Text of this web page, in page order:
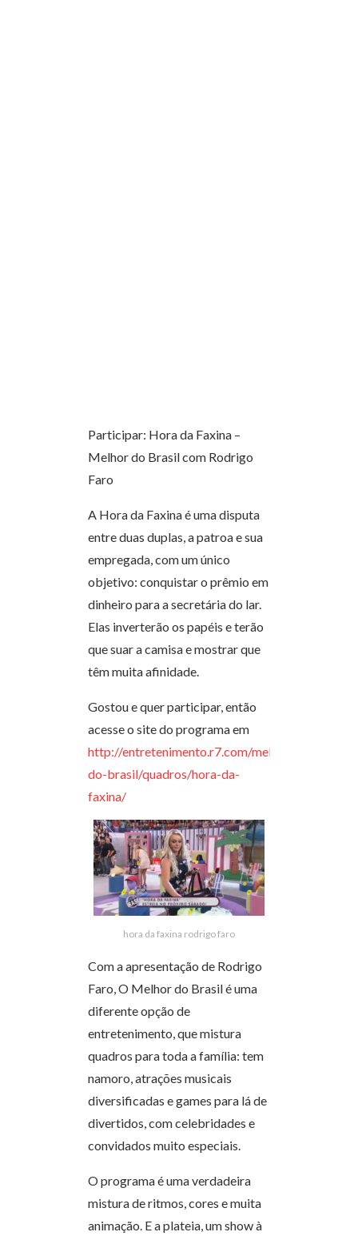
Participar: Hora da Faxina –
Melhor do Brasil com Rodrigo
Faro
A Hora da Faxina é uma disputa
entre duas duplas, a patroa e sua
empregada, com um único
objetivo: conquistar o prêmio em
dinheiro para a secretária do lar.
Elas inverterão os papéis e terão
que suar a camisa e mostrar que
têm muita afinidade.
Gostou e quer participar, então
acesse o site do programa em
http://entretenimento.r7.com/melhor-
do-brasil/quadros/hora-da-
faxina/
hora da faxina rodrigo faro
Com a apresentação de Rodrigo
Faro, O Melhor do Brasil é uma
diferente opção de
entretenimento, que mistura
quadros para toda a família: tem
namoro, atrações musicais
diversificadas e games para lá de
divertidos, com celebridades e
convidados muito especiais.
O programa é uma verdadeira
mistura de ritmos, cores e muita
animação. E a plateia, um show à